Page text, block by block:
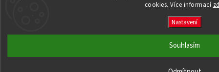
cookies. Více informací
Nastavení
Souhlasím